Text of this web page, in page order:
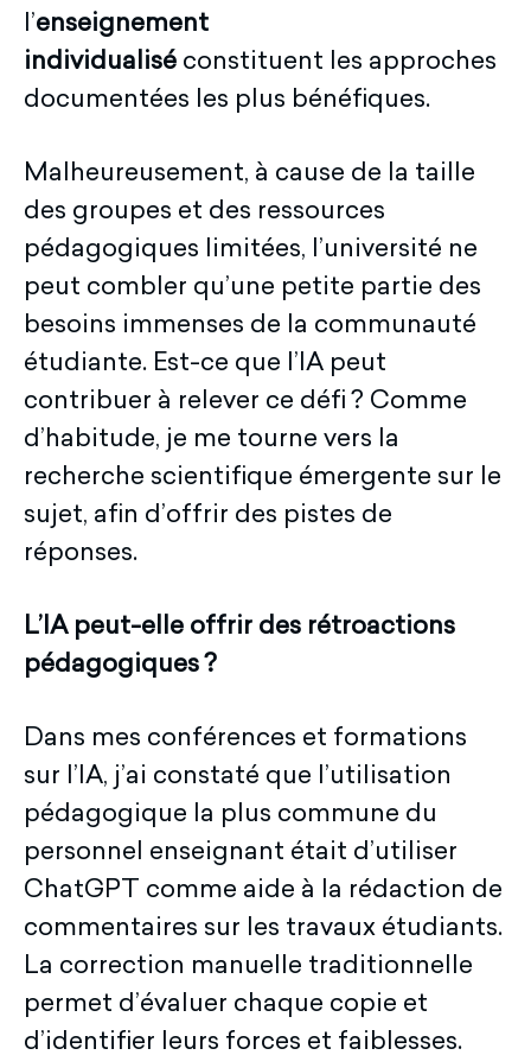
l’enseignement
individualisé constituent les approches
documentées les plus bénéfiques.
Malheureusement, à cause de la taille
des groupes et des ressources
pédagogiques limitées, l’université ne
peut combler qu’une petite partie des
besoins immenses de la communauté
étudiante. Est-ce que l’IA peut
contribuer à relever ce défi ? Comme
d’habitude, je me tourne vers la
recherche scientifique émergente sur le
sujet, afin d’offrir des pistes de
réponses.
L’IA peut-elle offrir des rétroactions
pédagogiques?
Dans mes conférences et formations
sur l’IA, j’ai constaté que l’utilisation
pédagogique la plus commune du
personnel enseignant était d’utiliser
ChatGPT comme aide à la rédaction de
commentaires sur les travaux étudiants.
La correction manuelle traditionnelle
permet d’évaluer chaque copie et
d’identifier leurs forces et faiblesses.